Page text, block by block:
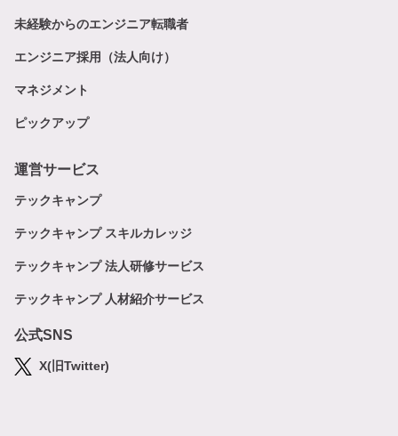
未経験からのエンジニア転職者
エンジニア採用（法人向け）
マネジメント
ピックアップ
運営サービス
テックキャンプ
テックキャンプ スキルカレッジ
テックキャンプ 法人研修サービス
テックキャンプ 人材紹介サービス
公式SNS
X(旧Twitter)